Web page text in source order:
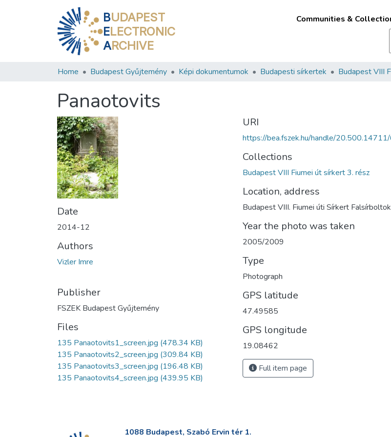
BUDAPEST
ELECTRONIC
ARCHIVE
Communities &
Home Budapest Gyűjtemény Képi dokumentumok Budapesti sírkertek
Panaotovits
Date
2014-12
Authors
Vizler Imre
Publisher
FSZEK Budapest Gyűjtemény
Files
135 Panaotovits1_screen.jpg (478.34 KB)
135 Panaotovits2_screen.jpg (309.84 KB)
135 Panaotovits3_screen.jpg (196.48 KB)
135 Panaotovits4_screen.jpg (439.95 KB)
URI
https://bea.fszek.hu/handle/
Collections
Budapest VIII Fiumei út sírkert 3. rész
Location, address
Budapest VIII. Fiumei úti Sírkert
Year the photo was taken
2005/2009
Type
Photograph
GPS latitude
47.49585
GPS longitude
19.08462
Full item page
1088 Budapest, Szabó Ervin tér 1.